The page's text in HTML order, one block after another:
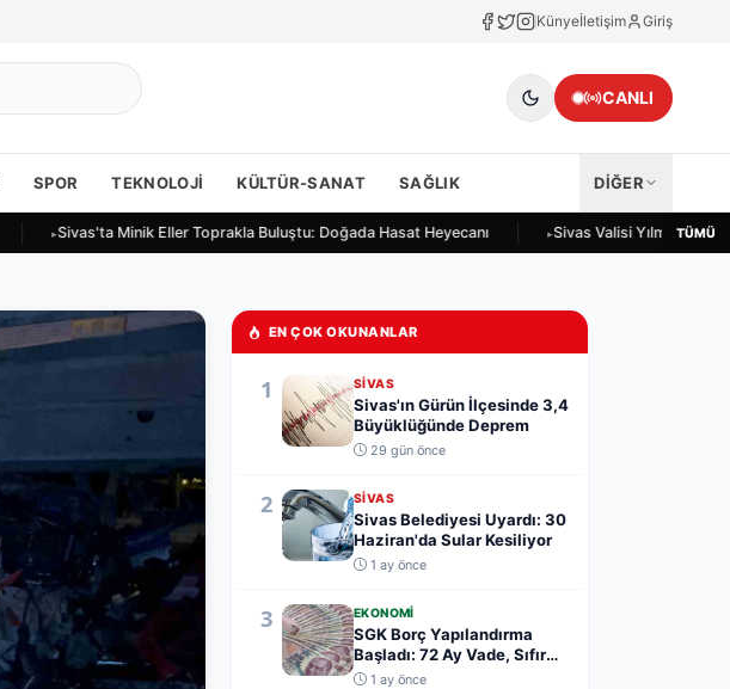
Künyeİletişim Giriş
CANLI
SPOR TEKNOLOJI KÜLTÜR-SANAT SAĞLIK DİĞER
Sivas'ta Minik Eller Toprakla Buluştu: Doğada Hasat Heyecanı Sivas Valisi YılmazTÜMÜ
EN ÇOK OKUNANLAR
1 SIVAS
Sivas'ın Gürün İlçesinde 3,4
Büyüklüğünde Deprem
29 gün önce
2 SIVAS
Sivas Belediyesi Uyardı: 30
Haziran'da Sular Kesiliyor
1 ay önce
3 EKONOMI
SGK Borç Yapılandırma
Başladı: 72 Ay Vade, Sıfır
Teminat
1 ay önce